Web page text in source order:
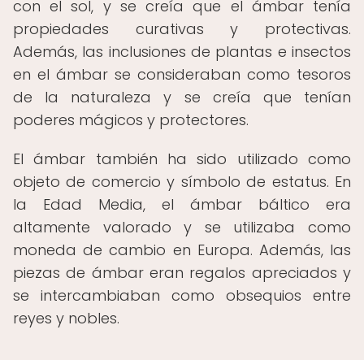
con el sol, y se creía que el ámbar tenía
propiedades curativas y protectivas.
Además, las inclusiones de plantas e insectos
en el ámbar se consideraban como tesoros
de la naturaleza y se creía que tenían
poderes mágicos y protectores.
El ámbar también ha sido utilizado como
objeto de comercio y símbolo de estatus. En
la Edad Media, el ámbar báltico era
altamente valorado y se utilizaba como
moneda de cambio en Europa. Además, las
piezas de ámbar eran regalos apreciados y
se intercambiaban como obsequios entre
reyes y nobles.